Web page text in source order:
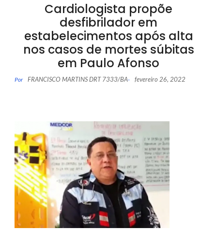
Cardiologista propõe
desfibrilador em
estabelecimentos após alta
nos casos de mortes súbitas
em Paulo Afonso
Por FRANCISCO MARTINS DRT 7333/BA- fevereiro 26, 2022